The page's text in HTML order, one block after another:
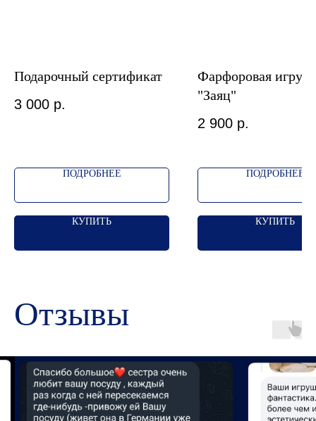
Подарочный сертификат
3 000 р.
ПОДРОБНЕЕ
КУПИТЬ
Фарфоровая
"Заяц"
2 900 р.
ПОДРОБНЕЕ
КУПИТЬ
Отзывы